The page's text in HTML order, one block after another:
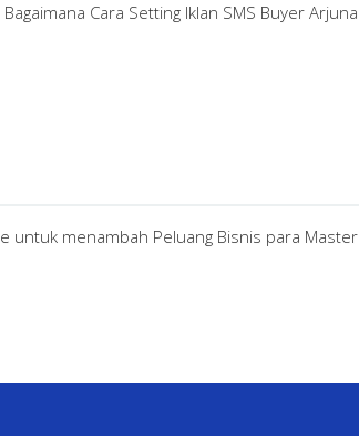
Cara Setting Iklan SMS Buyer Arjuna
untuk menambah Peluang Bisnis para Master